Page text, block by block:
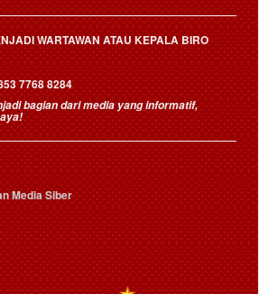
WARTAWAN ATAU KEPALA BIRO
7768 8284
bagian dari media yang informatif,
Media Siber